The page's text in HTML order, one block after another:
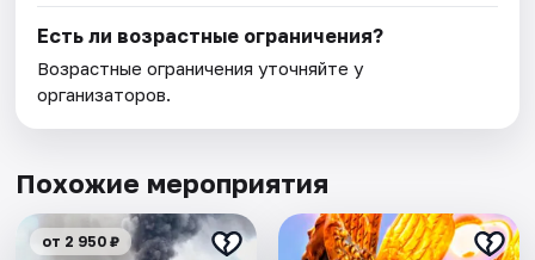
Есть ли возрастные ограничения?
Возрастные ограничения уточняйте у
организаторов.
Похожие мероприятия
от 2 950 ₽